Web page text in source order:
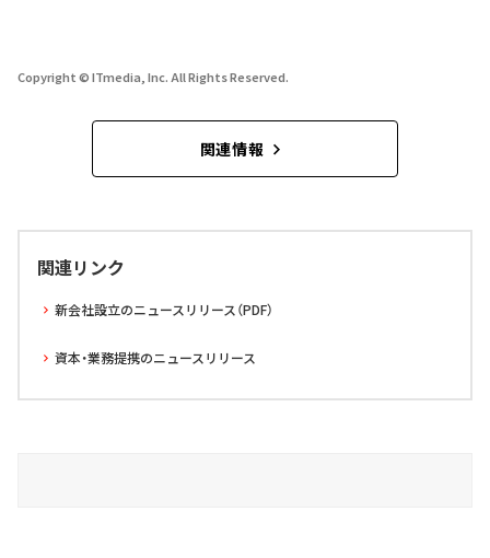
Copyright © ITmedia, Inc. All Rights Reserved.
関連情報
関連リンク
新会社設立のニュースリリース（PDF）
資本・業務提携のニュースリリース